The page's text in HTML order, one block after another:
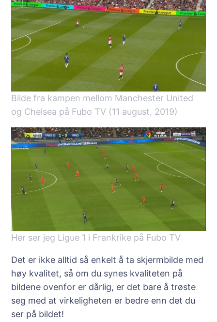
Bilde fra kampen mellom Manchester United
og Chelsea på Fubo TV (11 august, 2019)
Her ser jeg Ligue 1 i Frankrike på Fubo TV
Det er ikke alltid så enkelt å ta skjermbilde med
høy kvalitet, så om du synes kvaliteten på
bildene ovenfor er dårlig, er det bare å trøste
seg med at virkeligheten er bedre enn det du
ser på bildet!